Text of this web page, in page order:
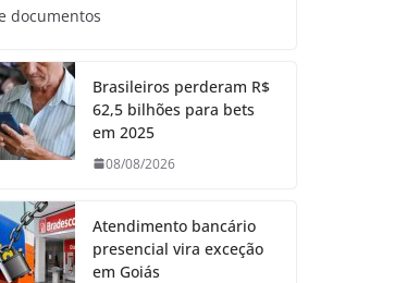
documentos
Brasileiros perderam R$
62,5 bilhões para bets
em 2025
08/08/2026
Atendimento bancário
presencial vira exceção
em Goiás